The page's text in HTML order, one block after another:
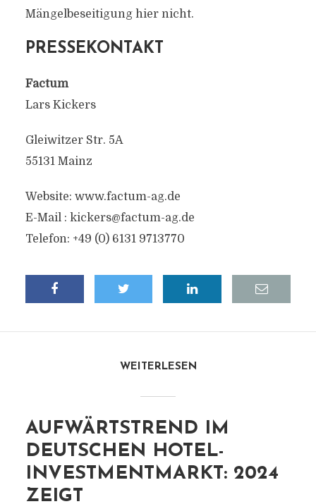
Mängelbeseitigung hier nicht.
PRESSEKONTAKT
Factum
Lars Kickers
Gleiwitzer Str. 5A
55131 Mainz
Website: www.factum-ag.de
E-Mail : kickers@factum-ag.de
Telefon: +49 (0) 6131 9713770
WEITERLESEN
AUFWÄRTSTREND IM
DEUTSCHEN HOTEL-
INVESTMENTMARKT: 2024
ZEIGT